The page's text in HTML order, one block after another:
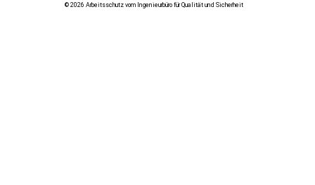
© 2026 Arbeitsschutz vom Ingenieurbüro für Qualität und Sicherheit